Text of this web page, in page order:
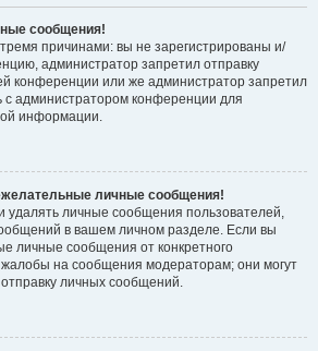
сообщения!
причинами: вы не зарегистрированы и/
администратор запретил отправку
конференции или же администратор запретил
с администратором конференции для
информации.
личные сообщения!
удалять личные сообщения пользователей,
в вашем личном разделе. Если вы
личные сообщения от конкретного
жалобы на сообщения модераторам; они могут
личных сообщений.